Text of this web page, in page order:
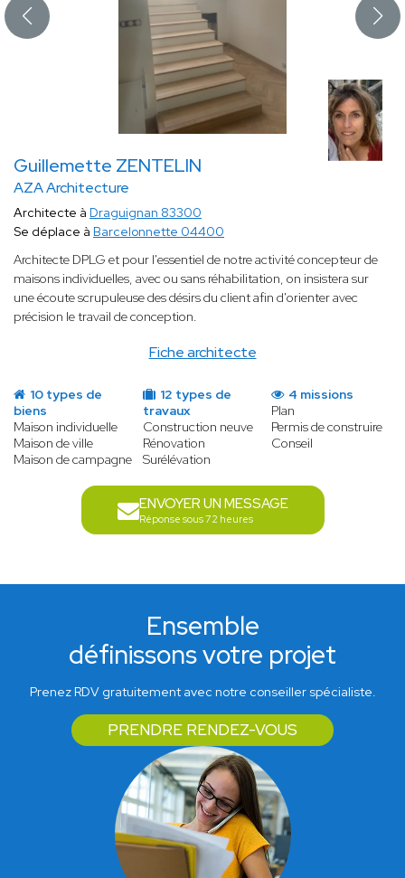
Guillemette ZENTELIN
AZA Architecture
Fiche architecte
Architecte à Draguignan 83300
Se déplace à Barcelonnette 04400
Architecte DPLG et pour l'essentiel de notre activité concepteur de
maisons individuelles, avec ou sans réhabilitation, on insistera sur
une écoute scrupuleuse des désirs du client afin d'orienter avec
précision le travail de conception.
10 types de
biens
Maison individuelle
Maison de ville
Maison de campagne
12 types de
travaux
Construction neuve
Rénovation
Surélévation
4 missions
Plan
Permis de construire
Conseil
ENVOYER UN MESSAGE
Réponse sous 72 heures
Ensemble
définissons votre projet
Prenez RDV gratuitement avec notre conseiller spécialiste.
PRENDRE RENDEZ-VOUS